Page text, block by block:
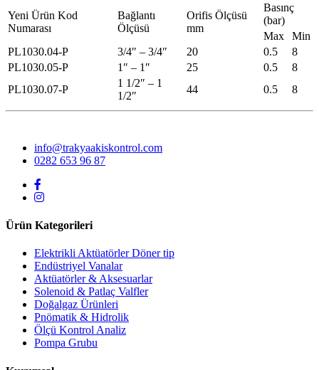
Yeni Ürün Kod
Numarası
Bağlantı
Ölçüsü
Orifis Ölçüsü
mm
Basınç
(bar)
Max
Min
PL1030.04-P
3/4″ – 3/4″ 20 0.5
8
PL1030.05-P
1″ – 1″ 25 0.5
8
PL1030.07-P
1 1/2″ – 1
1/2″
44 0.5 8
info@trakyaakiskontrol.com
0282 653 96 87
Ürün Kategorileri
Elektrikli Aktüatörler Döner tip
Endüstriyel Vanalar
Aktüatörler & Aksesuarlar
Solenoid & Patlaç Valfler
Doğalgaz Ürünleri
Pnömatik & Hidrolik
Ölçü Kontrol Analiz
Pompa Grubu